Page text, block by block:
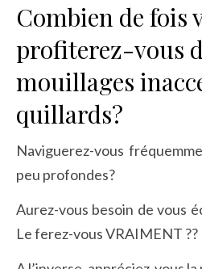
Combien de fois
profiterez-vous
mouillages
quillards?
Naviguerez-vous
peu profondes?
Aurez-vous besoin de vous
Le ferez-vous VRAIMENT ??